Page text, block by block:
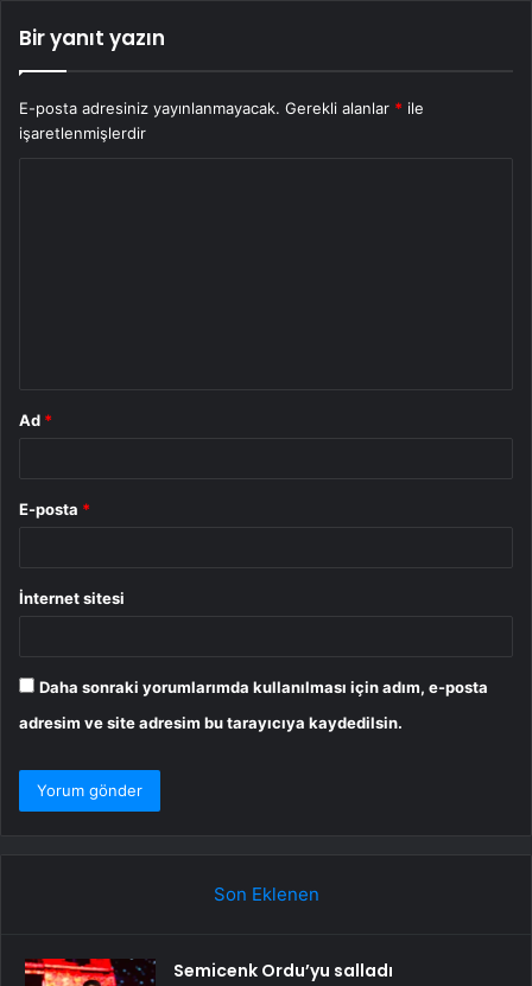
Bir yanıt yazın
E-posta adresiniz yayınlanmayacak. Gerekli alanlar * ile
işaretlenmişlerdir
Ad *
E-posta *
İnternet sitesi
Daha sonraki yorumlarımda kullanılması için adım, e-posta
adresim ve site adresim bu tarayıcıya kaydedilsin.
Son Eklenen
Semicenk Ordu’yu salladı